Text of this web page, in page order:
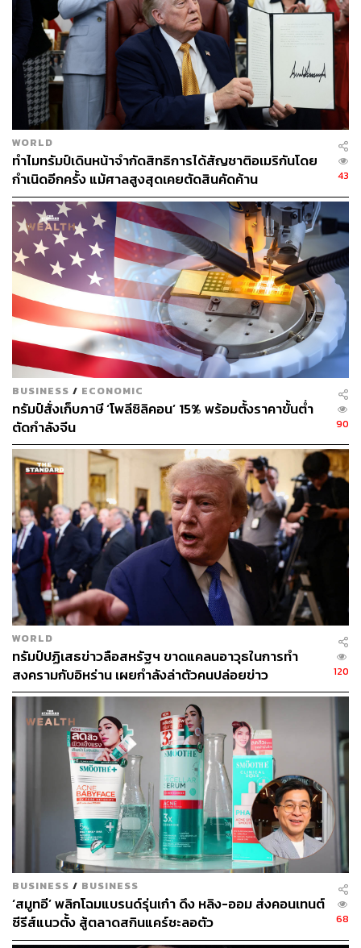
ABOUT THE AUTHOR
ปณชัย อารีเพิ่มพร
นักการตลาดผู้ฝักใฝ่ในแวดวงนวัตกรรมและ
เทคโนโลยี แต่บางทีก็เผลอมีใจให้วัฒนธรรม
POP อยู่ร่ำไป ใช้เวลาว่างไปกับการเสพศิลป์
และเฝ้ามองปรากฏการณ์ทางสังคม
WORLD
ทำไมทรัมป์เดินหน้าจำกัดสิทธิการได้สัญชาติอเมริกันโดย
กำเนิดอีกครั้ง แม้ศาลสูงสุดเคยตัดสินคัดค้าน
43
BUSINESS / ECONOMIC
ทรัมป์สั่งเก็บภาษี ‘โพลีซิลิคอน’ 15% พร้อมตั้งราคาขั้นต่ำ
ตัดกำลังจีน
90
WORLD
ทรัมป์ปฏิเสธข่าวลือสหรัฐฯ ขาดแคลนอาวุธในการทำ
สงครามกับอิหร่าน เผยกำลังล่าตัวคนปล่อยข่าว
120
BUSINESS / BUSINESS
‘สมูทอี’ พลิกโฉมแบรนด์รุ่นเก๋า ดึง หลิง-ออม ส่งคอนเทนต์
ซีรีส์แนวตั้ง สู้ตลาดสกินแคร์ชะลอตัว
68